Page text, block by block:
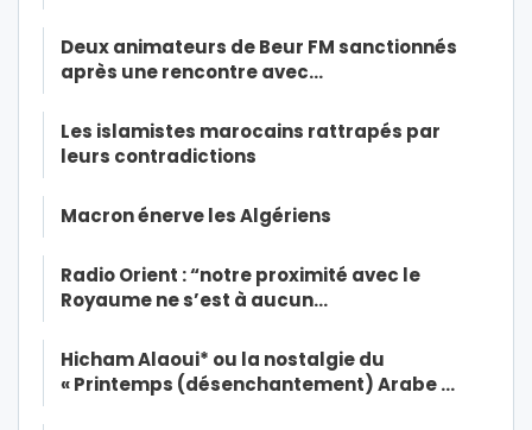
Deux animateurs de Beur FM sanctionnés
après une rencontre avec…
Les islamistes marocains rattrapés par
leurs contradictions
Macron énerve les Algériens
Radio Orient : “notre proximité avec le
Royaume ne s’est à aucun…
Hicham Alaoui* ou la nostalgie du
« Printemps (désenchantement) Arabe …